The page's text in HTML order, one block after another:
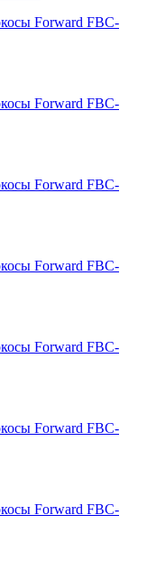
Forward FBC-
Forward FBC-
Forward FBC-
Forward FBC-
Forward FBC-
Forward FBC-
Forward FBC-